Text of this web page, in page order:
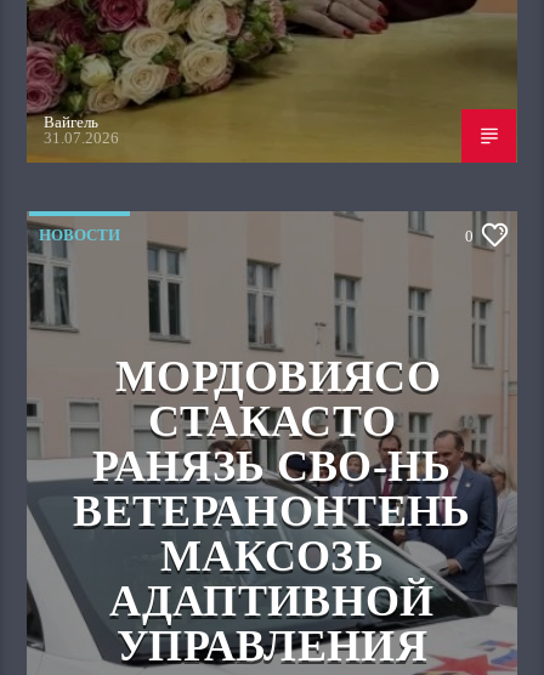
Вайгель
31.07.2026
НОВОСТИ 0
МОРДОВИЯСО
СТАКАСТО
РАНЯЗЬ СВО-НЬ
ВЕТЕРАНОНТЕНЬ
МАКСОЗЬ
АДАПТИВНОЙ
УПРАВЛЕНИЯ